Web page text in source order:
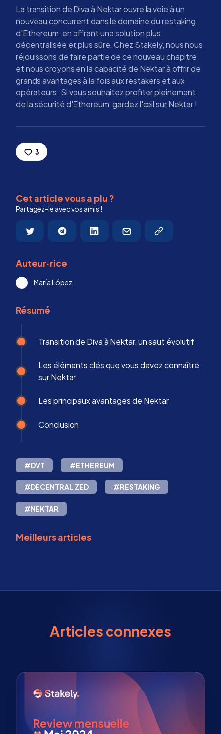
La transition de Diva à Nektar ouvre la voie à un
nouveau concurrent dans le domaine du restaking
d'Ethereum, en offrant une solution plus
décentralisée et plus sûre. Chez Stakely, nous nous
réjouissons de faire partie de ce nouveau chapitre
et nous croyons en la capacité de Nektar à offrir de
grands avantages à la fois aux restakers et aux
opérateurs. Si vous souhaitez profiter pleinement
de la sécurité d'Ethereum, gardez l'œil sur Nektar !
3
Cet article vous a plu ?
Partagez-le avec vos amis !
Auteur·rice
María López
Résumé
Transition de Diva à Nektar, un saut évolutif
Les éléments clés que vous devez connaître
sur Nektar
Les principaux avantages de Nektar
Conclusion
#DVT #ETHEREUM
#DECENTRALIZED #RESTAKING
#NEKTAR
Meilleurs articles
Articles connexes